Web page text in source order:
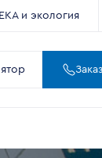
и экология